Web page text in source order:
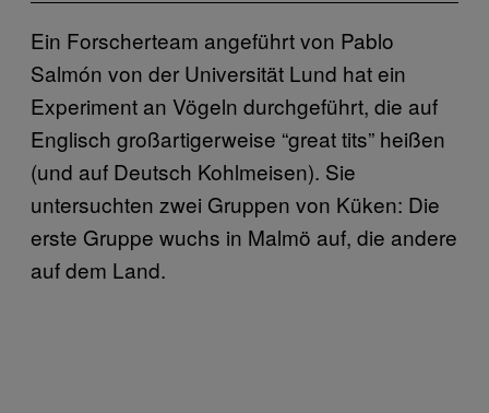
Ein Forscherteam angeführt von Pablo
Salmón von der Universität Lund hat ein
Experiment an Vögeln durchgeführt, die auf
Englisch großartigerweise “great tits” heißen
(und auf Deutsch Kohlmeisen). Sie
untersuchten zwei Gruppen von Küken: Die
erste Gruppe wuchs in Malmö auf, die andere
auf dem Land.